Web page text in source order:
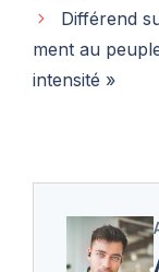
Différend
ment au
intensité »